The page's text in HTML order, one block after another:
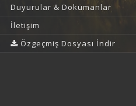
Duyurular & Dokümanlar
İletişim
Özgeçmiş Dosyası İndir